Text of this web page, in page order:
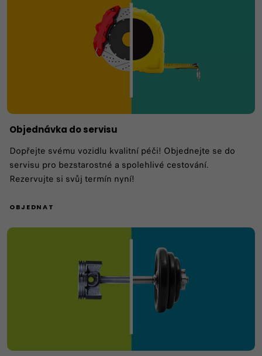
Objednávka do servisu
Dopřejte svému vozidlu kvalitní péči! Objednejte se do
servisu pro bezstarostné a spolehlivé cestování.
Rezervujte si svůj termín nyní!
OBJEDNAT